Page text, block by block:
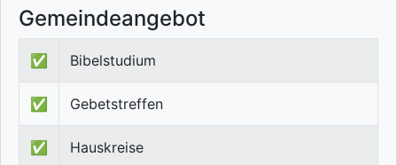
Gemeindeangebot
✅ Bibelstudium
✅ Gebetstreffen
✅ Hauskreise